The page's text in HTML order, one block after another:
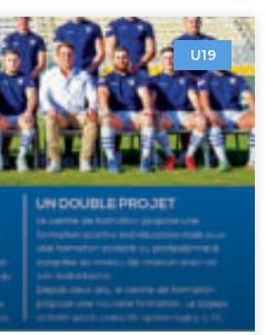
U19